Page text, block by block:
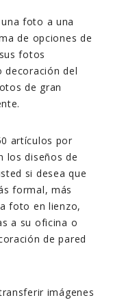
foto a una
de opciones de
fotos
decoración del
de gran
artículos por
los diseños de
si desea que
formal, más
foto en lienzo,
a su oficina o
de pared
imágenes